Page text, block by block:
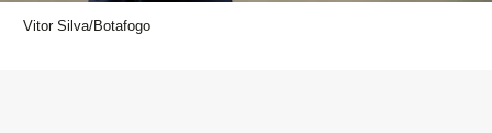
Vitor Silva/Botafogo